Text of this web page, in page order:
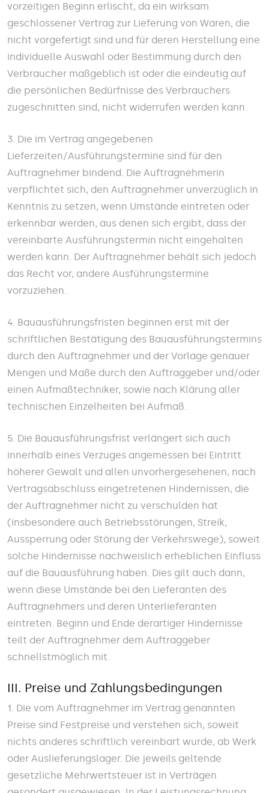
vorzeitigen Beginn erlischt, da ein wirksam
geschlossener Vertrag zur Lieferung von Waren, die
nicht vorgefertigt sind und für deren Herstellung eine
individuelle Auswahl oder Bestimmung durch den
Verbraucher maßgeblich ist oder die eindeutig auf
die persönlichen Bedürfnisse des Verbrauchers
zugeschnitten sind, nicht widerrufen werden kann.
3. Die im Vertrag angegebenen
Lieferzeiten/Ausführungstermine sind für den
Auftragnehmer bindend. Die Auftragnehmerin
verpflichtet sich, den Auftragnehmer unverzüglich in
Kenntnis zu setzen, wenn Umstände eintreten oder
erkennbar werden, aus denen sich ergibt, dass der
vereinbarte Ausführungstermin nicht eingehalten
werden kann. Der Auftragnehmer behält sich jedoch
das Recht vor, andere Ausführungstermine
vorzuziehen.
4. Bauausführungsfristen beginnen erst mit der
schriftlichen Bestätigung des Bauausführungstermins
durch den Auftragnehmer und der Vorlage genauer
Mengen und Maße durch den Auftraggeber und/oder
einen Aufmaßtechniker, sowie nach Klärung aller
technischen Einzelheiten bei Aufmaß.
5. Die Bauausführungsfrist verlängert sich auch
innerhalb eines Verzuges angemessen bei Eintritt
höherer Gewalt und allen unvorhergesehenen, nach
Vertragsabschluss eingetretenen Hindernissen, die
der Auftragnehmer nicht zu verschulden hat
(insbesondere auch Betriebsstörungen, Streik,
Aussperrung oder Störung der Verkehrswege), soweit
solche Hindernisse nachweislich erheblichen Einfluss
auf die Bauausführung haben. Dies gilt auch dann,
wenn diese Umstände bei den Lieferanten des
Auftragnehmers und deren Unterlieferanten
eintreten. Beginn und Ende derartiger Hindernisse
teilt der Auftragnehmer dem Auftraggeber
schnellstmöglich mit.
III. Preise und Zahlungsbedingungen
1. Die vom Auftragnehmer im Vertrag genannten
Preise sind Festpreise und verstehen sich, soweit
nichts anderes schriftlich vereinbart wurde, ab Werk
oder Auslieferungslager. Die jeweils geltende
gesetzliche Mehrwertsteuer ist in Verträgen